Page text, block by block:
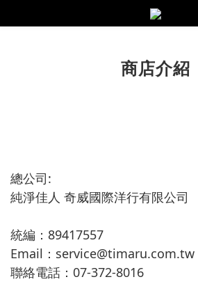
商店介紹
總公司:
純淨佳人 奇威國際洋行有限公司
統編：89417557
Email：service@timaru.com.tw
聯絡電話：07-372-8016